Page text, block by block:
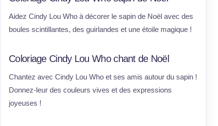
Aidez Cindy Lou Who à décorer le sapin de Noël avec des
boules scintillantes, des guirlandes et une étoile magique !
Coloriage Cindy Lou Who chant de Noël
Chantez avec Cindy Lou Who et ses amis autour du sapin !
Donnez-leur des couleurs vives et des expressions
joyeuses !